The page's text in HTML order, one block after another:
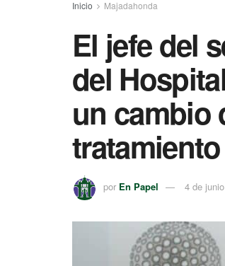
Inicio Majadahonda
El jefe del
del
un cambio
por En Papel 4 de